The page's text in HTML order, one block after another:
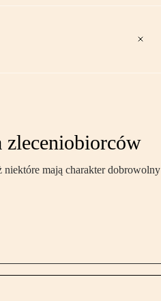
zleceniobiorców
niektóre mają charakter dobrowolny